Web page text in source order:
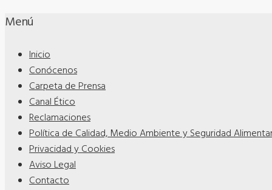
Menú
Inicio
Conócenos
Carpeta de Prensa
Canal Ético
Reclamaciones
Política de Calidad, Medio Ambiente y Seguridad
Privacidad y Cookies
Aviso Legal
Contacto